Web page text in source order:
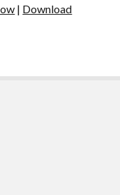
| Download